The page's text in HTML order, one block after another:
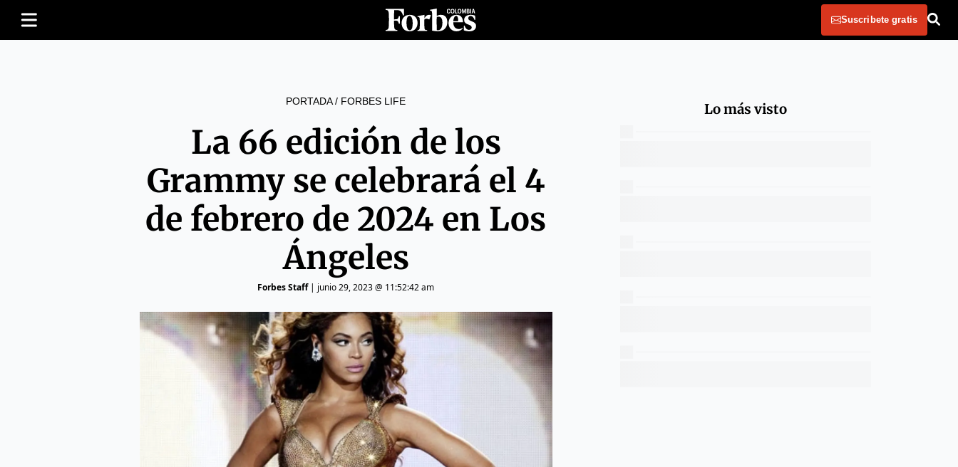
Suscribete gratis
PORTADA/ FORBES LIFE
La 66 edición de los
Grammy se celebrará el 4
de febrero de 2024 en Los
Ángeles
Forbes Staff| junio 29, 2023 @ 11:52:42 am
Lo más visto